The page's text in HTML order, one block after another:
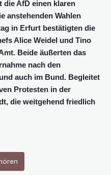
die AfD einen klaren
anstehenden Wahlen
in Erfurt bestätigten die
Alice Weidel und Tino
Beide äußerten das
nach den
auch im Bund. Begleitet
Protesten in der
die weitgehend friedlich